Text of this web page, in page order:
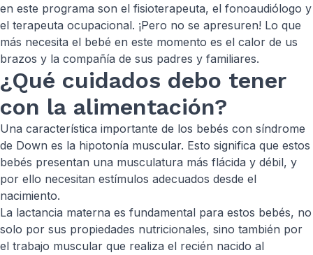
en este programa son el fisioterapeuta, el fonoaudiólogo y
el terapeuta ocupacional. ¡Pero no se apresuren! Lo que
más necesita el bebé en este momento es el calor de us
brazos y la compañía de sus padres y familiares.
¿Qué cuidados debo tener
con la alimentación?
Una característica importante de los bebés con síndrome
de Down es la hipotonía muscular. Esto significa que estos
bebés presentan una musculatura más flácida y débil, y
por ello necesitan estímulos adecuados desde el
nacimiento.
La lactancia materna es fundamental para estos bebés, no
solo por sus propiedades nutricionales, sino también por
el trabajo muscular que realiza el recién nacido al